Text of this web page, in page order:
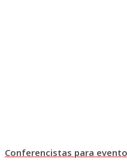
Conferencistas para